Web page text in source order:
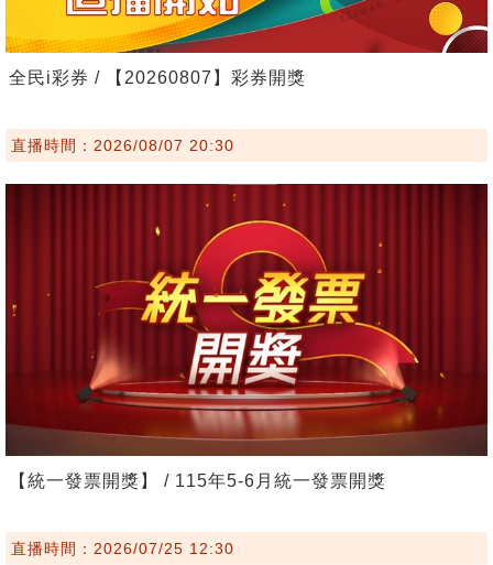
全民i彩券 / 【20260807】彩券開獎
直播時間：2026/08/07 20:30
【統一發票開獎】 / 115年5-6月統一發票開獎
直播時間：2026/07/25 12:30